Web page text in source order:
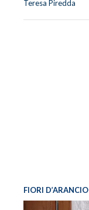
Teresa Piredda
FIORI D’ARANCIO